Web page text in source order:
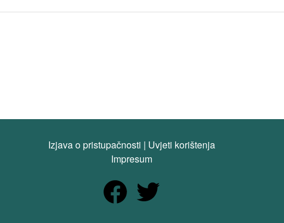
Izjava o pristupačnosti | Uvjeti korištenja
Impresum